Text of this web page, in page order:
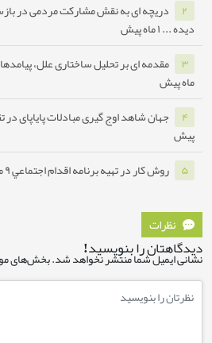
ای به نقش مشارکت مردمی در بازسازی بافت
ای بر تحلیل ساختاری علل، پیامدها و
شاهد اوج گیری مبادلات پایاپای در تقابل با
کار در تهیه برنامه اقدام اجتماعي۹ ماه پیش
را بنویسید!
شما منتشر نخواهد شد.بخش‌های موردنیاز